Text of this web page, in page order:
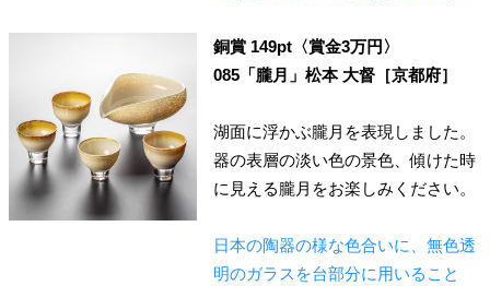
銅賞 149pt〈賞金3万円〉
085「朧月」松本 大督［京都府］
湖面に浮かぶ朧月を表現しました。
器の表層の淡い色の景色、傾けた時
に見える朧月をお楽しみください。
日本の陶器の様な色合いに、無色透
明のガラスを台部分に用いること